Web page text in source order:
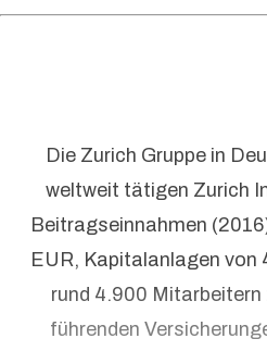
Die Zurich Gruppe in
weltweit tätigen Zurich
Beitragseinnahmen
EUR, Kapitalanlagen von
rund 4.900 Mitarbeitern
führenden